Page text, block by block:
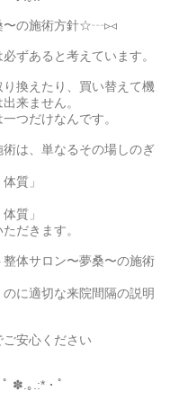
〜の施術方針☆┄▹◃
ずあると考えています。
換えたり、買い替えて機
来ません。
つだけなんです。
は、単なるその場しのぎ
質」
質」
だきます。
体サロン〜夢桑〜の施術
に適切な来院間隔の説明
安心ください
✽.｡.:*・ﾟ